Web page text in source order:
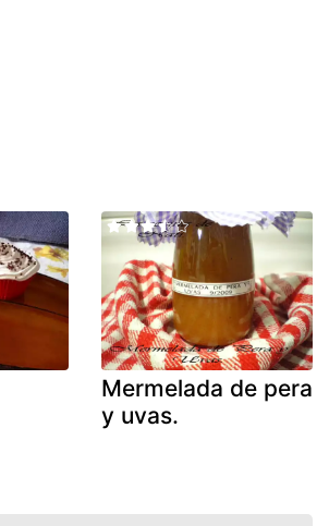
Mermelada de pera
y uvas.